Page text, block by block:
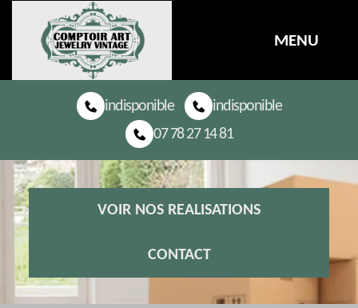
MENU
indisponible
indisponible
07 78 27 14 81
VOIR NOS REALISATIONS
CONTACT